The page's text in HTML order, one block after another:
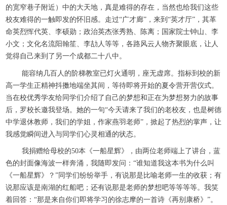
的宽窄巷子附近）中的大天地，真是难得的存在，当然也给我们这些
校友难得的一触即发的怀旧感。走过“广才廊”，来到“英才厅”，其革
命英烈恽代英、李硕勋；政治英杰张秀熟、陈离；国家院士钟山、李
小文；文化名流阳翰笙、李劼人等等，各路风云人物齐聚眼底，让人
觉得自己来到了另一个成都二十八中。
能容纳几百人的阶梯教室已灯火通明，座无虚席。指标到校的新
高一学生正精神抖擞地端坐其间，等待即将开始的夏令营开营仪式。
当在校优秀学友给同学们介绍了自己的梦想和正在为梦想努力的故事
后，罗校长邀我登场。她的一句“今天请来了我们的老校友，也是树德
中学退休教师，我们的学姐，作家燕羽老师”，掀起了热烈的掌声，让
我感觉瞬间进入与同学们心灵相通的状态。
我捐赠给母校的50本《一船星辉》，由两位老师端上了讲台，蓝
色的封面像海波一样奔涌，我随即发问：“谁知道我这本书为什么叫
《一船星辉》？”同学们纷纷举手，有说那是比喻老师一生的收获；有
说那应该是南湖的红船吧；还有说那是老师的梦想吧等等等等。我笑
着回答：“那是来自你们即将学习的徐志摩的一首诗《再别康桥》”。